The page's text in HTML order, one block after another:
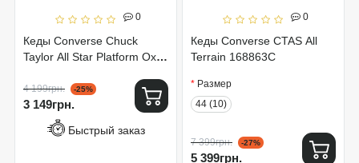
0
Кеды Converse Chuck
Taylor All Star Platform Ox
4 199грн. -25%
3 149грн.
Быстрый заказ
0
Кеды Converse CTAS All
Terrain 168863C
Размер
44 (10)
7 399грн. -27%
5 399грн.